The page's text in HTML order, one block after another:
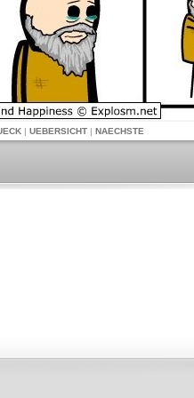
| UEBERSICHT | NAECHSTE